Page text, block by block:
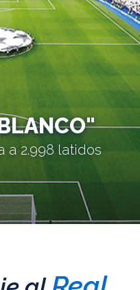
a 2.998 latidos